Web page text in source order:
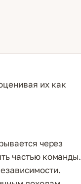
их как
через
частью команды.